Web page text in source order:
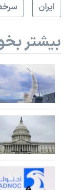
ايران
بیشتر